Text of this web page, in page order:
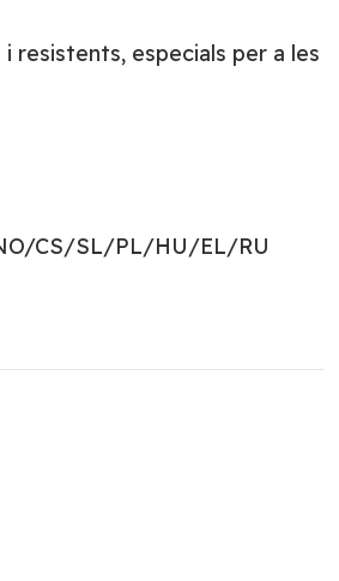
resistents, especials per a les
CS/SL/PL/HU/EL/RU